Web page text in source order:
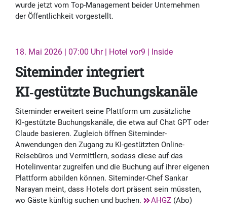
wurde jetzt vom Top-Management beider Unternehmen
der Öffentlichkeit vorgestellt.
18. Mai 2026 | 07:00 Uhr | Hotel vor9 | Inside
Siteminder integriert
KI‑gestützte Buchungskanäle
Siteminder erweitert seine Plattform um zusätzliche
KI‑gestützte Buchungskanäle, die etwa auf Chat GPT oder
Claude basieren. Zugleich öffnen Siteminder-
Anwendungen den Zugang zu KI-gestützten Online-
Reisebüros und Vermittlern, sodass diese auf das
Hotelinventar zugreifen und die Buchung auf ihrer eigenen
Plattform abbilden können. Siteminder-Chef Sankar
Narayan meint, dass Hotels dort präsent sein müssten,
wo Gäste künftig suchen und buchen.
AHGZ (Abo)